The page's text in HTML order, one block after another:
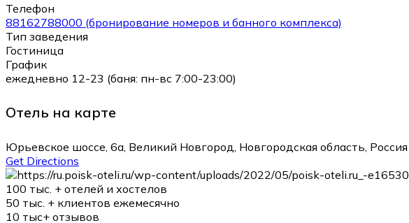
Телефон
88162788000 (бронирование номеров и банного комплекса)
Тип заведения
Гостиница
График
ежедневно 12-23 (баня: пн-вс 7:00-23:00)
Отель на карте
Юрьевское шоссе, 6а, Великий Новгород, Новгородская область, Россия
Get Directions
100 тыс. + отелей и хостелов
50 тыс. + клиентов ежемесячно
10 тыс+ отзывов